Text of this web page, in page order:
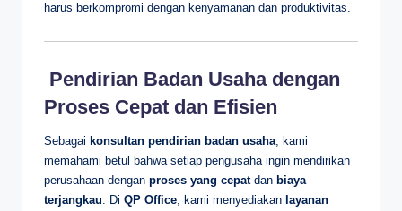
harus berkompromi dengan kenyamanan dan produktivitas.
️ Pendirian Badan Usaha dengan
Proses Cepat dan Efisien
Sebagai konsultan pendirian badan usaha , kami
memahami betul bahwa setiap pengusaha ingin mendirikan
perusahaan dengan proses yang cepatdan biaya
terjangkau . Di QP Office , kami menyediakan layanan